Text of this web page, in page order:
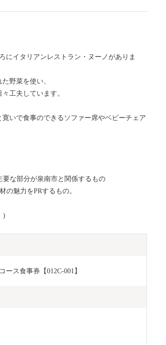
にイタリアンレストラン・ヌーノがありま
野菜を使い、
工夫しています。
いで食事のできるソファー席やベビーチェア
な部分が泉南市と関係するもの
の魅力をPRするもの。
)
ス食事券【012C-001】